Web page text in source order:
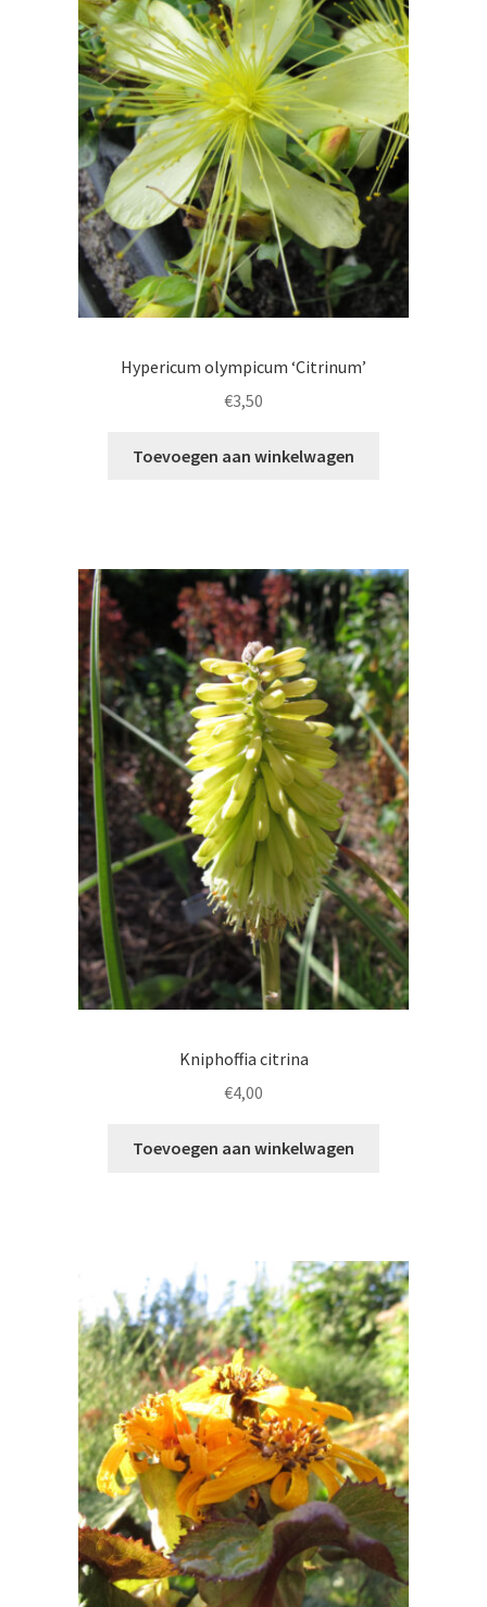
Hypericum olympicum ‘Citrinum’
€3,50
Toevoegen aan winkelwagen
Kniphoffia citrina
€4,00
Toevoegen aan winkelwagen